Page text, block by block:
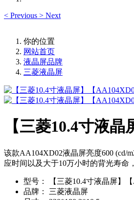
< Previous > Next
你的位置
网站首页
液晶屏品牌
三菱液晶屏
【三菱10.4寸液晶
该款AA104XD02液晶屏亮度600 (cd/
应时间以及大于10万小时的背光寿命
型号：
【三菱10.4寸液晶屏】
品牌：
三菱液晶屏